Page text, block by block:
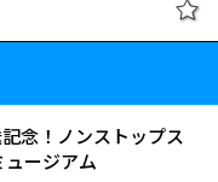
波放送日：2003年4月19
督が豪華多彩なキャストの競
秘密を各自抱えながら、
細かつ鮮烈に描写。中でも
柄をみごとに演じ切り、新
映えのしない退屈な日常生
ていった佐々木佳道が地元
スケールを誇る巨城の建造と
彼がさまざまな苦難と闘い
１１回松本清張賞を受賞し
、いわば戦国時代版「プロ
代劇大作。西田敏行が主人
しのぶ、福田沙紀ら、豪華
記念！ノンストップス
ュージアム